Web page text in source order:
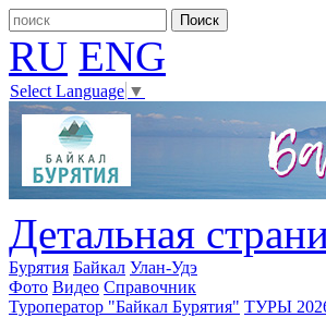
RU ENG
Select Language ▼
Детальная
Бурятия Байкал Улан-Удэ
Фото Видео Справочник
Туроператор "Байкал Бурятия" ТУРЫ